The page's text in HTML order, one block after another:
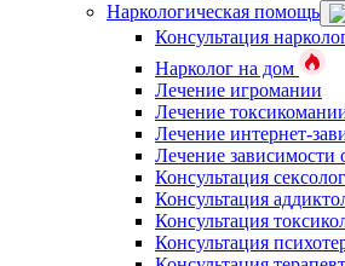
Наркологическая помощь
Консультация
Нарколог на дом
Лечение игромании
Лечение
Лечение интернет-
Лечение зависимости
Консультация
Консультация
Консультация
Консультация